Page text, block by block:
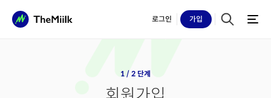
로그인 가입
1 / 2 단계